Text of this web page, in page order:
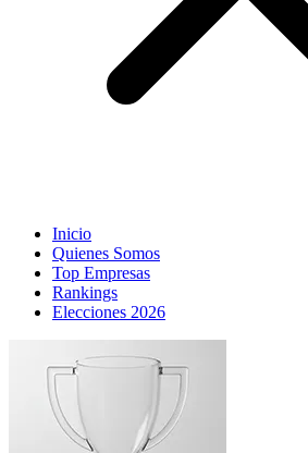
Inicio
Quienes Somos
Top Empresas
Rankings
Elecciones 2026